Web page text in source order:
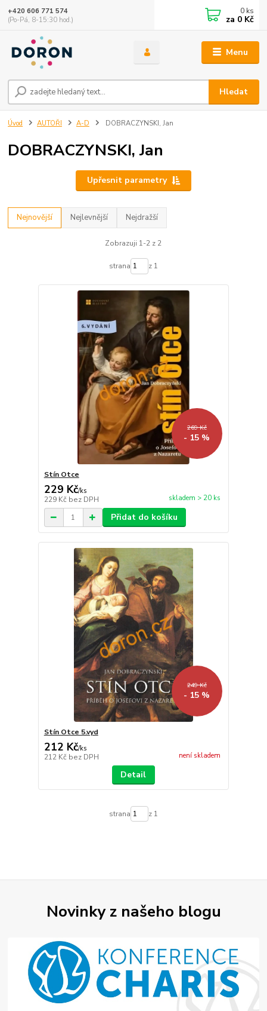
Menu
Hledat
+420 606 771 574
(Po-Pá, 8-15:30 hod.)
0 ks
za 0 Kč
Úvod AUTOŘI A-D DOBRACZYNSKI, Jan
DOBRACZYNSKI, Jan
Upřesnit parametry
Nejnovější Nejlevnější Nejdražší
Zobrazuji 1-2 z 2
strana z 1
269 Kč
- 15 %
Stín Otce
229 Kč/ks
229 Kč bez DPH skladem > 20 ks
Přidat do košíku
249 Kč
- 15 %
Stín Otce 5.vyd
212 Kč/ks
212 Kč bez DPH není skladem
Detail
strana z 1
Novinky z našeho blogu